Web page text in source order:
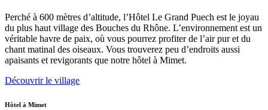
Perché à 600 mètres d’altitude, l’Hôtel Le Grand Puech est le joyau
du plus haut village des Bouches du Rhône. L’environnement est un
véritable havre de paix, où vous pourrez profiter de l’air pur et du
chant matinal des oiseaux. Vous trouverez peu d’endroits aussi
apaisants et revigorants que notre hôtel à Mimet.
Découvrir le village
Hôtel à Mimet